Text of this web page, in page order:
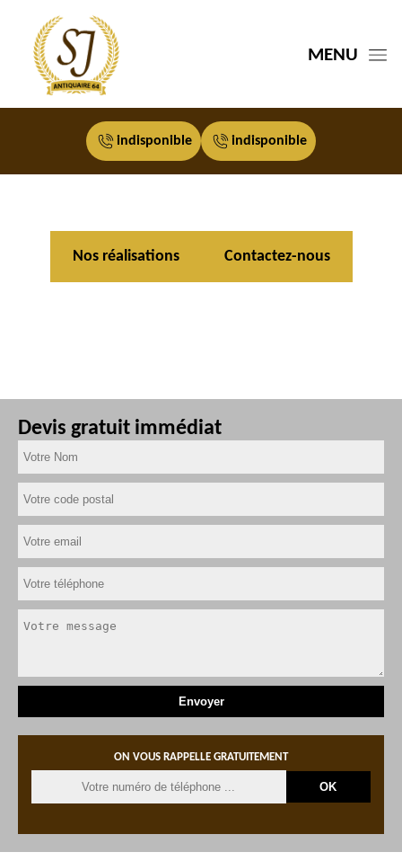
MENU
indisponible indisponible
Nos réalisations Contactez-nous
Devis gratuit immédiat
ON VOUS RAPPELLE GRATUITEMENT